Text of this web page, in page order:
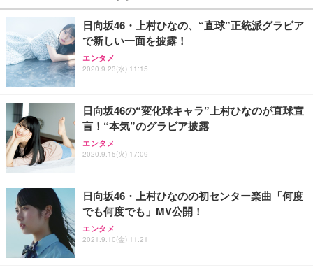
￥27,999
Sezlife オフィスチェア デスクチェア 疲れない テレ
ワーク チェア 強化バックレスト 30度ロッキング機
能 人間工学 椅子 腰サポート 90度跳ね上げ式アーム
務用 おしゃれ パソコンチェア (ブラック)
Sezlife オフィスチェア デスクチェア 疲れない テレ
ワーク チェア 強化バックレスト 30度ロッキング機
能 人間工学 椅子 腰サポート 90度跳ね上げ式アーム
務用 おしゃれ パソコンチェア (ホワイト)
ANDWINT オフィスチェア デスクチェア 肘なし メ
ッシュ 通気性 ランバーサポート付き 腰サポート ガ
ス圧無段階昇降 360度回転 キャスター付き コンパク
￥109,572
【純正品】27"ゲーミングモニター DualSense 充電
フック付き（CFI-ZDM1J）
【整備済み品】Dell E2724HS 27インチ 液晶モニタ
ー フルHD（1920×1080）VA 非光沢 HDMI/DisplayP
ort/VGA スピーカー内蔵 高さ調整 スイベル VESA対
【MiniLED/24.5inch/280Hz/FHD】GRAPHT THE S
HOOTER Gaming Monitor 24” Essential ゲーミン
グモニター QD 24.5インチ 1ms FHD 量子ドット 残
￥3,234
ネオ・ルーライフ ネオ・オムツ L 中型犬用 26枚入
り 単品
Smart Basic(スマートベーシック) 【Amazon.co.jp
限定】 Smart Basic アイリスオーヤマ ペットシーツ
超厚型 お徳用 ワイド 100枚入 (x 1) (ケース販売)
アイリスオーヤマ ペットシーツ 超厚型 お徳用 レギ
ュラー 200枚入【Amazon.co.jp限定】
日向坂46・上村ひなの、“直球”正統派グラビア
で新しい一面を披露！
エンタメ
2020.9.23(水) 11:15
日向坂46の“変化球キャラ”上村ひなのが直球宣
言！“本気”のグラビア披露
エンタメ
2020.9.15(火) 17:09
日向坂46・上村ひなのの初センター楽曲「何度
でも何度でも」MV公開！
エンタメ
2021.9.10(金) 11:21